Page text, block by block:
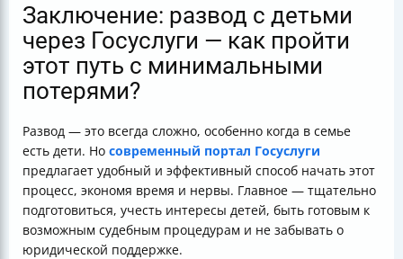
Заключение: развод с детьми
через Госуслуги — как пройти
этот путь с минимальными
потерями?
Развод — это всегда сложно, особенно когда в семье
есть дети. Но современный портал Госуслуги
предлагает удобный и эффективный способ начать этот
процесс, экономя время и нервы. Главное — тщательно
подготовиться, учесть интересы детей, быть готовым к
возможным судебным процедурам и не забывать о
юридической поддержке.